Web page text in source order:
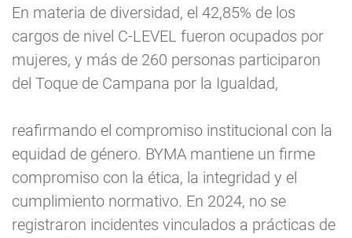
En materia de diversidad, el 42,85% de los
cargos de nivel C-LEVEL fueron ocupados por
mujeres, y más de 260 personas participaron
del Toque de Campana por la Igualdad,
reafirmando el compromiso institucional con la
equidad de género. BYMA mantiene un firme
compromiso con la ética, la integridad y el
cumplimiento normativo. En 2024, no se
registraron incidentes vinculados a prácticas de